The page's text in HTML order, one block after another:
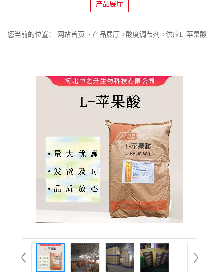
产品展厅
您当前的位置： 网站首页 > 产品展厅 >酸度调节剂 >供应L-苹果酸